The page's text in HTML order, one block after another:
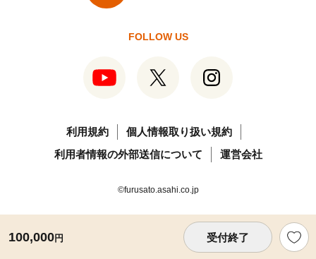
100,000円 受付終了
FOLLOW US
利用規約
個人情報取り扱い規約
利用者情報の外部送信について
運営会社
©furusato.asahi.co.jp